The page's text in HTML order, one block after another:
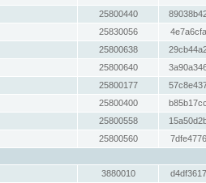
25800440
25830056
25800638
25800640
25800177
25800400
25800558
25800560
3880010